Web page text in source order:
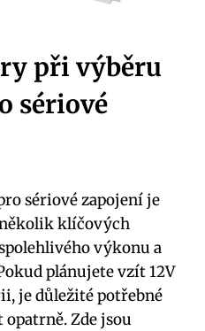
při výběru
sériové
sériové zapojení je
klíčových
výkonu a
plánujete vzít 12V
je důležité potřebné
Zde jsou